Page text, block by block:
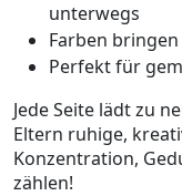
unterwegs
Farben
Perfekt für
Jede Seite lädt zu
Eltern ruhige,
Konzentration,
zählen!